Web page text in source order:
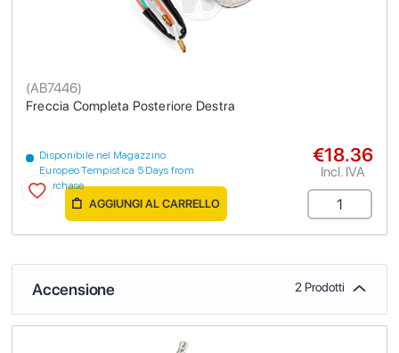
Freccia Completa Posteriore Destra
(AB7446)
Disponibile nel Magazzino
Europeo Tempistica 5 Days from
purchase
€18.36
Incl. IVA
AGGIUNGI AL CARRELLO
Accensione 2 Prodotti